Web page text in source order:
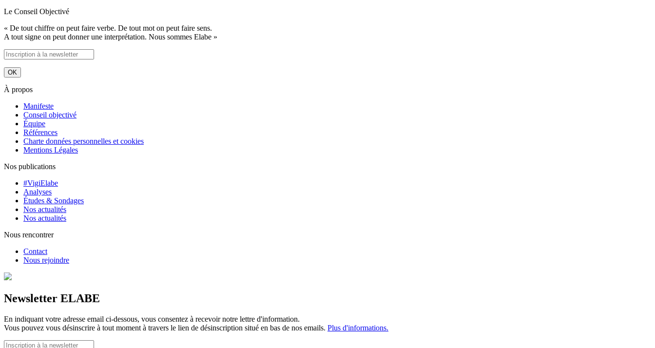
Le Conseil Objectivé
« De tout chiffre on peut faire verbe. De tout mot on peut faire sens.
A tout signe on peut donner une interprétation. Nous sommes Elabe »
À propos
Manifeste
Conseil objectivé
Équipe
Références
Charte données personnelles et cookies
Mentions Légales
Nos publications
#VigiElabe
Analyses
Études & Sondages
Nos actualités
Nos actualités
Nous rencontrer
Contact
Nous rejoindre
Newsletter ELABE
En indiquant votre adresse email ci-dessous, vous consentez à recevoir notre lettre d'information.
Vous pouvez vous désinscrire à tout moment à travers le lien de désinscription situé en bas de nos emails. Plus d'informations.